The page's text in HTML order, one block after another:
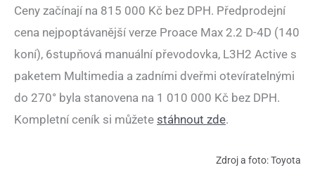
Ceny začínají na 815 000 Kč bez DPH. Předprodejní
cena nejpoptávanější verze Proace Max 2.2 D-4D (140
koní), 6stupňová manuální převodovka, L3H2 Active s
paketem Multimedia a zadními dveřmi otevíratelnými
do 270° byla stanovena na 1 010 000 Kč bez DPH.
Kompletní ceník si můžete stáhnout zde.
Zdroj a foto: Toyota